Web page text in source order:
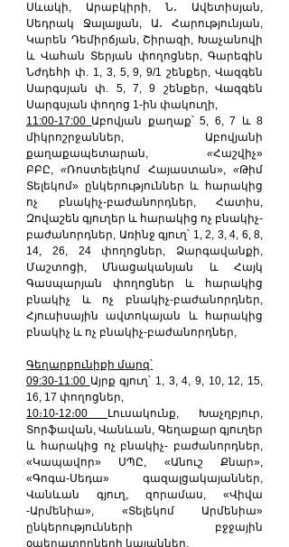
Սևակի, Արաբկիրի, Ն․ Ավետիսյան,
Սեդրակ Ջալալյան, Ա․ Հարությունյան,
Կարեն Դեմիրճյան, Շիրազի, Խաչանովի
և Վահան Տերյան փողոցներ, Գարեգին
Նժդեհի փ. 1, 3, 5, 9, 9/1 շենքեր, Վազգեն
Սարգսյան փ. 5, 7, 9 շենքեր, Վազգեն
Սարգսյան փողոց 1-ին փակուղի,
11:00-17:00 Աբովյան քաղաք՝ 5, 6, 7 և 8
միկրոշրջաններ, Աբովյանի
քաղաքապետարան, «Հաշվիչ»
ԲԲԸ, «Ռոստելեկոմ Հայաստան», «Թիմ
Տելեկոմ» ընկերություններ և հարակից
ոչ բնակիչ-բաժանորդներ, Հատիս,
Զովաշեն գյուղեր և հարակից ոչ բնակիչ-
բաժանորդներ, Առինջ գյուղ՝ 1, 2, 3, 4, 6, 8,
14, 26, 24 փողոցներ, Ձարգավանքի,
Մաշտոցի, Մնացականյան և Հայկ
Գասպարյան փողոցներ և հարակից
բնակիչ և ոչ բնակիչ-բաժանորդներ,
Հյուսիսային ավտոկայան և հարակից
բնակիչ և ոչ բնակիչ-բաժանորդներ,
Գեղարքունիքի մարզ՝
09:30-11:00 Այրք գյուղ՝ 1, 3, 4, 9, 10, 12, 15,
16, 17 փողոցներ,
10։10-12։00 Լուսակունք, Խաչղբյուր,
Տորֆավան, Վանևան, Գեղաքար գյուղեր
և հարակից ոչ բնակիչ- բաժանորդներ,
«Կապավոր» ՍՊԸ, «Անուշ Քնար»,
«Գոգա-Սեդա» գազալցակայաններ,
Վանևան գյուղ, զորամաս, «Վիվա
-Արմենիա», «Տելեկոմ Արմենիա»
ընկերությունների բջջային
օպերատորների կայաններ,